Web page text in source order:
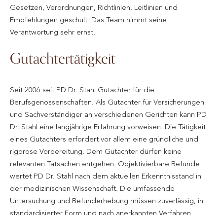
Gesetzen, Verordnungen, Richtlinien, Leitlinien und
Empfehlungen geschult. Das Team nimmt seine
Verantwortung sehr ernst.
Gutachtertätigkeit
Seit 2006 seit PD Dr. Stahl Gutachter für die
Berufsgenossenschaften. Als Gutachter für Versicherungen
und Sachverständiger an verschiedenen Gerichten kann PD
Dr. Stahl eine langjährige Erfahrung vorweisen. Die Tätigkeit
eines Gutachters erfordert vor allem eine gründliche und
rigorose Vorbereitung. Dem Gutachter dürfen keine
relevanten Tatsachen entgehen. Objektivierbare Befunde
wertet PD Dr. Stahl nach dem aktuellen Erkenntnisstand in
der medizinischen Wissenschaft. Die umfassende
Untersuchung und Befunderhebung müssen zuverlässig, in
standardisierter Form und nach anerkannten Verfahren